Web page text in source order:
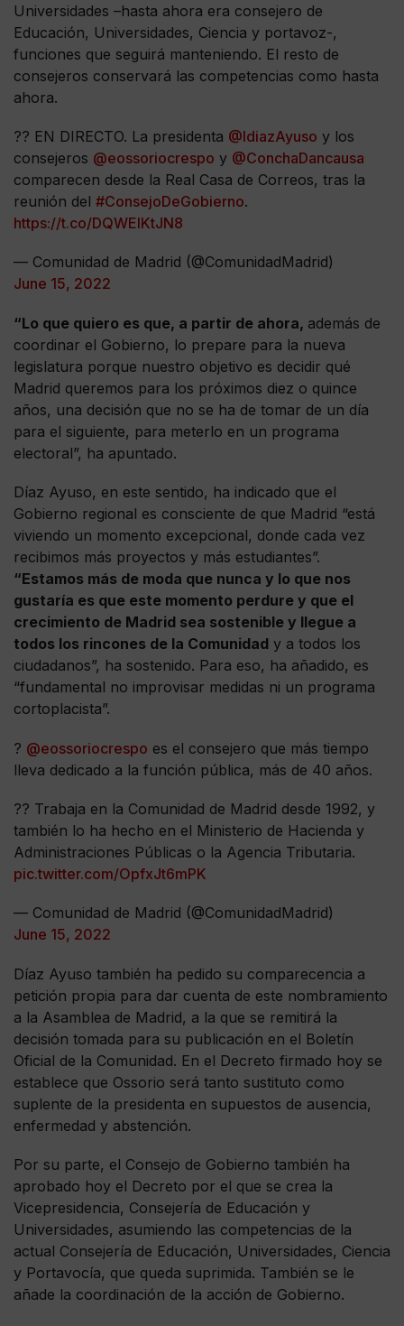
Universidades –hasta ahora era consejero de
Educación, Universidades, Ciencia y portavoz-,
funciones que seguirá manteniendo. El resto de
consejeros conservará las competencias como hasta
ahora.
?? EN DIRECTO. La presidenta @IdiazAyuso y los
consejeros @eossoriocrespo y @ConchaDancausa
comparecen desde la Real Casa de Correos, tras la
reunión del #ConsejoDeGobierno.
https://t.co/DQWEIKtJN8
— Comunidad de Madrid (@ComunidadMadrid)
June 15, 2022
“Lo que quiero es que, a partir de ahora, además de
coordinar el Gobierno, lo prepare para la nueva
legislatura porque nuestro objetivo es decidir qué
Madrid queremos para los próximos diez o quince
años, una decisión que no se ha de tomar de un día
para el siguiente, para meterlo en un programa
electoral”, ha apuntado.
Díaz Ayuso, en este sentido, ha indicado que el
Gobierno regional es consciente de que Madrid “está
viviendo un momento excepcional, donde cada vez
recibimos más proyectos y más estudiantes”.
“Estamos más de moda que nunca y lo que nos
gustaría es que este momento perdure y que el
crecimiento de Madrid sea sostenible y llegue a
todos los rincones de la Comunidad y a todos los
ciudadanos”, ha sostenido. Para eso, ha añadido, es
“fundamental no improvisar medidas ni un programa
cortoplacista”.
? @eossoriocrespo es el consejero que más tiempo
lleva dedicado a la función pública, más de 40 años.
?? Trabaja en la Comunidad de Madrid desde 1992, y
también lo ha hecho en el Ministerio de Hacienda y
Administraciones Públicas o la Agencia Tributaria.
pic.twitter.com/OpfxJt6mPK
— Comunidad de Madrid (@ComunidadMadrid)
June 15, 2022
Díaz Ayuso también ha pedido su comparecencia a
petición propia para dar cuenta de este nombramiento
a la Asamblea de Madrid, a la que se remitirá la
decisión tomada para su publicación en el Boletín
Oficial de la Comunidad. En el Decreto firmado hoy se
establece que Ossorio será tanto sustituto como
suplente de la presidenta en supuestos de ausencia,
enfermedad y abstención.
Por su parte, el Consejo de Gobierno también ha
aprobado hoy el Decreto por el que se crea la
Vicepresidencia, Consejería de Educación y
Universidades, asumiendo las competencias de la
actual Consejería de Educación, Universidades, Ciencia
y Portavocía, que queda suprimida. También se le
añade la coordinación de la acción de Gobierno.